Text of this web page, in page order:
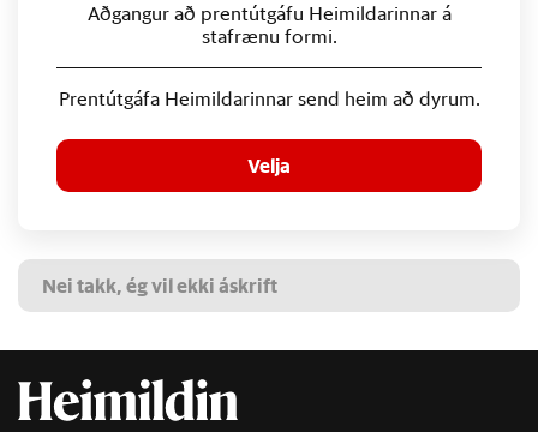
Aðgangur að prentútgáfu Heimildarinnar á
stafrænu formi.
Prentútgáfa Heimildarinnar send heim að dyrum.
Velja
Nei takk, ég vil ekki áskrift